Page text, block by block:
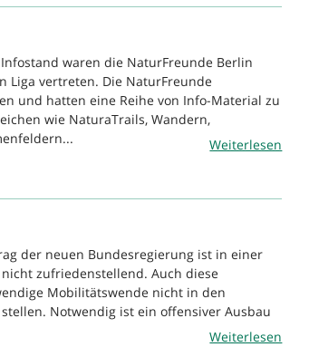
waren die NaturFreunde Berlin
Liga vertreten. Die NaturFreunde
und hatten eine Reihe von Info-Material zu
wie NaturaTrails, Wandern,
Weiterlesen
der neuen Bundesregierung ist in einer
zufriedenstellend. Auch diese
Mobilitätswende nicht in den
Notwendig ist ein offensiver Ausbau
Weiterlesen